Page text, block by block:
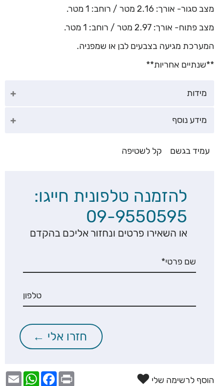
מצב סגור- אורך: 2.16 מטר / רוחב: 1 מטר.
מצב פתוח- אורך: 2.97 מטר / רוחב: 1 מטר.
המערכת מגיעה בצבעים לבן או שמפניה.
**שנתיים אחריות**
מידות
מידע נוסף
עמיד בגשם קל לשטיפה
להזמנה טלפונית חייגו:
09-9550595
או השאירו פרטים ונחזור אליכם בהקדם
הוסף לרשימה שלי